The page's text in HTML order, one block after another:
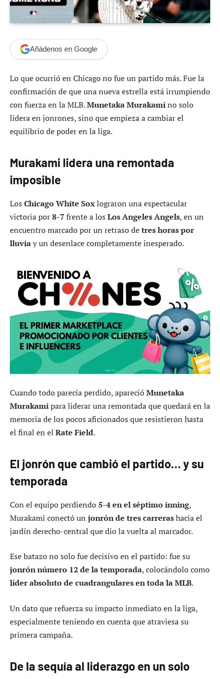
Añádenos en Google
Lo que ocurrió en Chicago no fue un partido más. Fue la
confirmación de que una nueva estrella está irrumpiendo
con fuerza en la MLB.Munetaka Murakamino solo
lidera en jonrones, sino que empieza a cambiar el
equilibrio de poder en la liga.
Murakami lidera una remontada
imposible
Los Chicago White Soxlograron una espectacular
victoria por8-7frente a los Los Angeles Angels, en un
encuentro marcado por un retraso detres horas por
lluviay un desenlace completamente inesperado.
Cuando todo parecía perdido, aparecióMunetaka
Murakamipara liderar una remontada que quedará en la
memoria de los pocos aficionados que resistieron hasta
el final en el Rate Field.
El jonrón que cambió el partido… y su
temporada
Con el equipo perdiendo5-4 en el séptimo inning,
Murakami conectó un jonrón de tres carrerashacia el
jardín derecho-central que dio la vuelta al marcador.
Ese batazo no solo fue decisivo en el partido: fue su
jonrón número 12 de la temporada, colocándolo como
líder absoluto de cuadrangulares en toda la MLB.
Un dato que refuerza su impacto inmediato en la liga,
especialmente teniendo en cuenta que atraviesa su
primera campaña.
De la sequía al liderazgo en un solo